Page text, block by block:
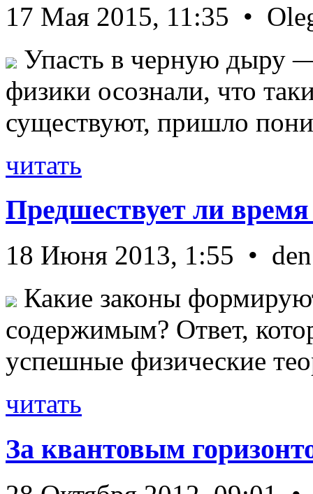
17 Мая 2015, 11:35 •
Упасть в черную дыру
физики осознали, что
существуют, пришло
читать
Предшествует ли
18 Июня 2013, 1:55 • den
Какие законы
содержимым? Ответ,
успешные физические
читать
За квантовым